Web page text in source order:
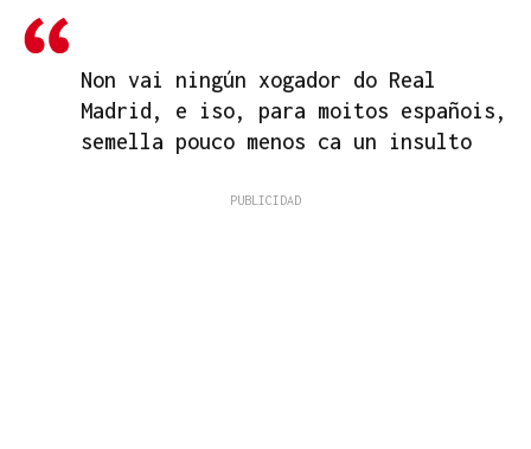
Non vai ningún xogador do Real
Madrid, e iso, para moitos españois,
semella pouco menos ca un insulto